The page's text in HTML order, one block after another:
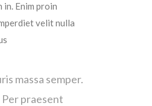
in. Enim proin
velit nulla
massa semper.
praesent